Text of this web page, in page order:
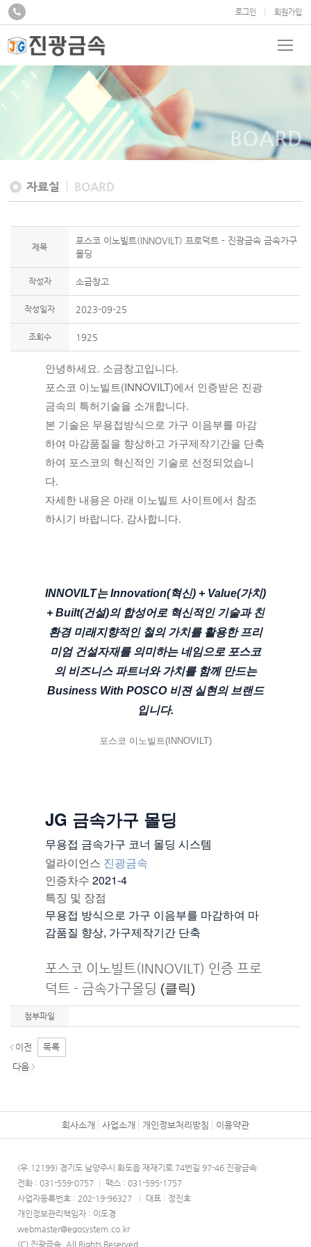
로그인 회원가입
BOARD
자료실 BOARD
제목
포스코 이노빌트(INNOVILT) 프로덕트 - 진광금속 금속가구
몰딩
작성자 소금창고
작성일자 2023-09-25
조회수 1925
안녕하세요. 소금창고입니다.
포스코 이노빌트(INNOVILT)에서 인증받은 진광
금속의 특허기술을 소개합니다.
본 기술은 무용접방식으로 가구 이음부를 마감
하여 마감품질을 향상하고 가구제작기간을 단축
하여 포스코의 혁신적인 기술로 선정되었습니
다.
자세한 내용은 아래 이노빌트 사이트에서 참조
하시기 바랍니다. 감사합니다.
INNOVILT는 Innovation(혁신) + Value(가치)
+ Built(건설)의 합성어로 혁신적인 기술과 친
환경 미래지향적인 철의 가치를 활용한 프리
미엄 건설자재를 의미하는 네임으로 포스코
의 비즈니스 파트너와 가치를 함께 만드는
Business With POSCO 비젼 실현의 브랜드
입니다.
포스코 이노빌트(INNOVILT)
JG 금속가구 몰딩
무용접 금속가구 코너 몰딩 시스템
얼라이언스 진광금속
인증차수 2021-4
특징 및 장점
무용접 방식으로 가구 이음부를 마감하여 마
감품질 향상, 가구제작기간 단축
포스코 이노빌트(INNOVILT) 인증 프로
덕트 - 금속가구몰딩 (클릭)
첨부파일
회사소개 사업소개 개인정보처리방침 이용약관
(우.12199) 경기도 남양주시 화도읍 재재기로 74번길 97-46 진광금속
전화 : 031-559-0757
팩스 : 031-595-1757
사업자등록번호 : 202-19-96327
대표 : 정진호
개인정보관리책임자 : 이도경
webmaster@egosystem.co.kr
(C) 진광금속. All Rights Reserved.